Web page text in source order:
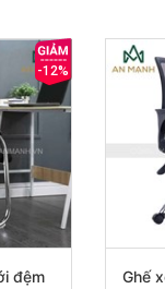
đệm
-12%
Ghế